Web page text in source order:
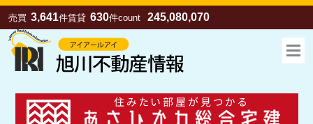
売買 3,641件賃貸 630件count 245,080,070